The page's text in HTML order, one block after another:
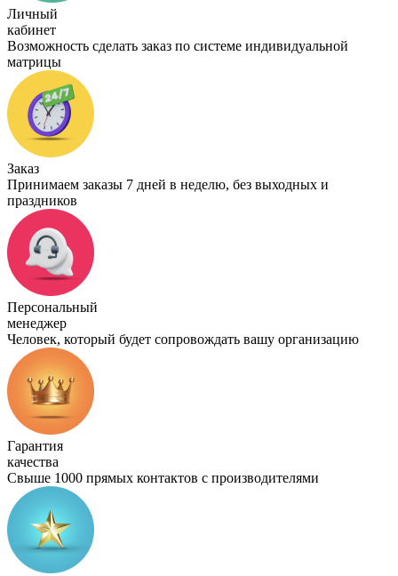
Личный
кабинет
Возможность сделать заказ по системе индивидуальной
матрицы
Заказ
Принимаем заказы 7 дней в неделю, без выходных и
праздников
Персональный
менеджер
Человек, который будет сопровождать вашу организацию
Гарантия
качества
Свыше 1000 прямых контактов с производителями